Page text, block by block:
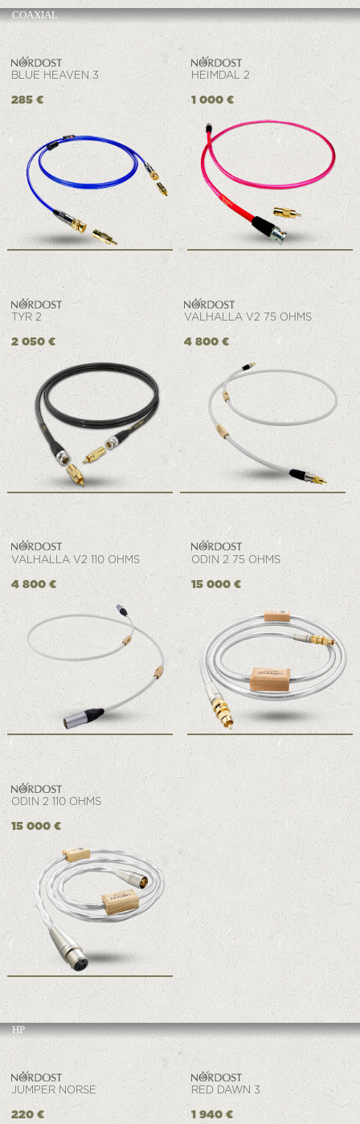
COAXIAL
BLUE HEAVEN 3
285 €
HEIMDAL 2
1 000 €
TYR 2
2 050 €
VALHALLA V2 75 OHMS
4 800 €
VALHALLA V2 110 OHMS
4 800 €
ODIN 2 75 OHMS
15 000 €
ODIN 2 110 OHMS
15 000 €
HP
JUMPER NORSE
220 €
RED DAWN 3
1 940 €